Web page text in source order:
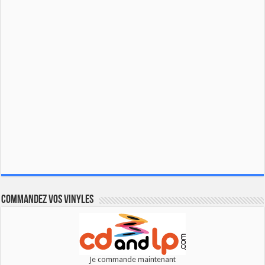
Commandez vos vinyles
Je commande maintenant